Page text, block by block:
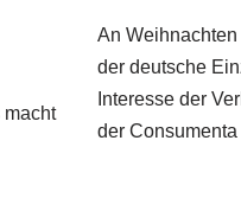
macht
An
der deutsche
Interesse der
der